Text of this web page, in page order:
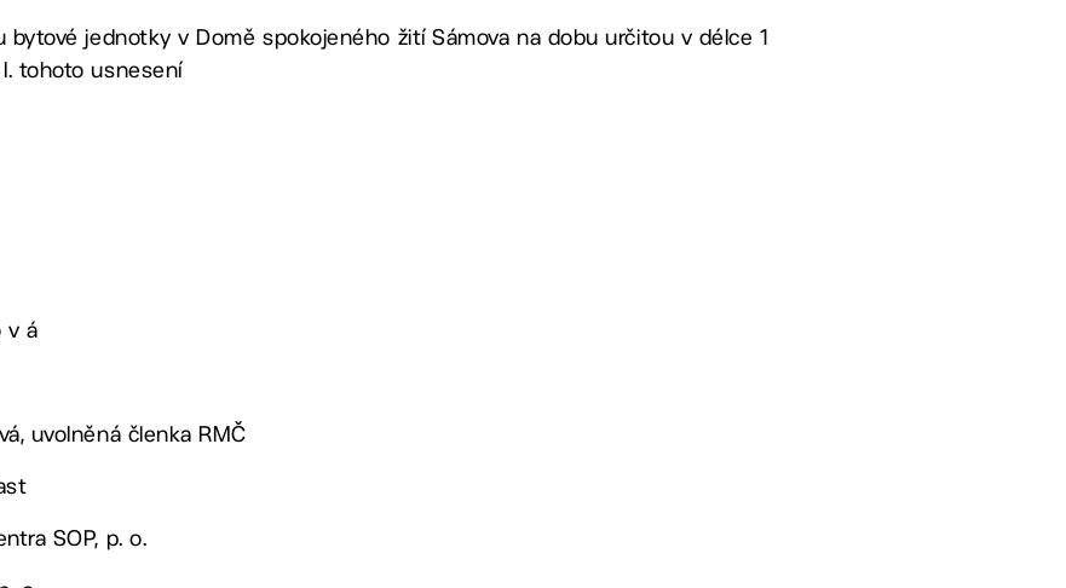
bytové jednotky v Domě spokojeného žití Sámova na dobu určitou v délce 1
tohoto usnesení
v á
uvolněná členka RMČ
SOP, p. o.